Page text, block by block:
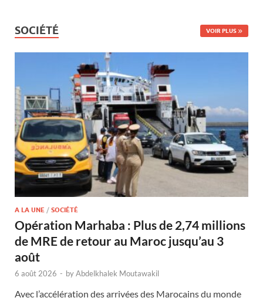
SOCIÉTÉ VOIR PLUS
A LA UNE / SOCIÉTÉ
Opération Marhaba : Plus de 2,74 millions
de MRE de retour au Maroc jusqu’au 3
août
6 août 2026 - byAbdelkhalek Moutawakil
Avec l’accélération des arrivées des Marocains du monde